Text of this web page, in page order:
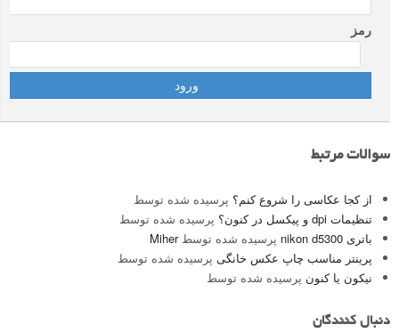
رمز
سوالات مرتبط
از کجا عکاسی را شروع کنم؟ پرسیده شده توسط
تنظیمات dpi و پیکسل در کنون؟
پرسیده شده توسط
باتری nikon d5300
پرسیده شده توسطMiher
پرینتر مناسب چاپ عکس خانگی پرسیده شده توسط
نیکون یا کنون پرسیده شده توسط
دنبال کنندگان